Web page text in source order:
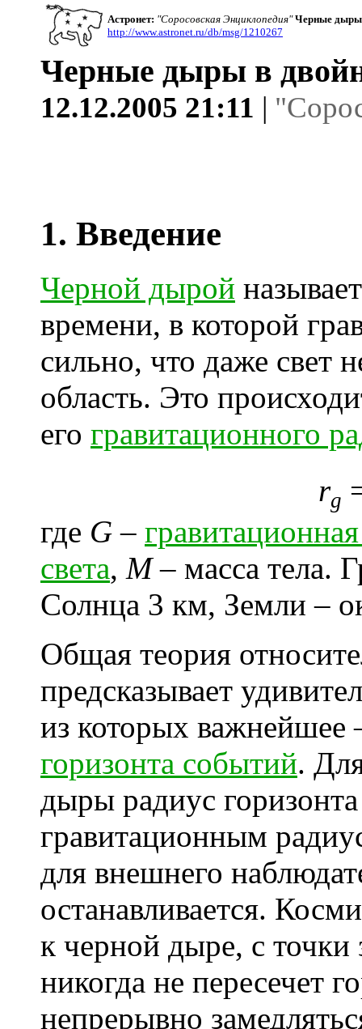
Астронет: "Соросовская Энциклопедия" Черные дыры
http://www.astronet.ru/db/msg/1210267
Черные дыры в
12.12.2005 21:11 |
1. Введение
Черной дырой
времени, в которой
сильно, что даже свет
область. Это
его гравитационного
rg
где G –
света, M– масса тела.
Солнца 3 км, Земли –
Общая теория
предсказывает
из которых
горизонта событий.
дыры радиус
гравитационным
для внешнего
останавливается.
к черной дыре, с точки
никогда не пересечет
непрерывно